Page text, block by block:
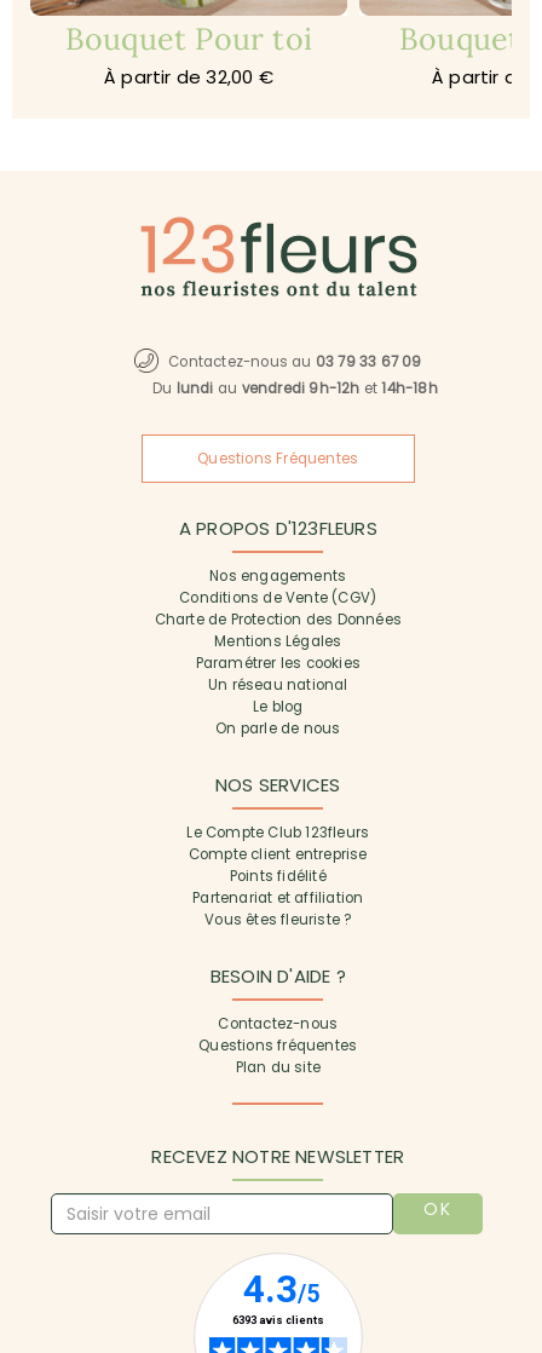
Bouquet Pour toi
À partir de 32,00 €
Bouquet
À partir de
Contactez-nous au 03 79 33 67 09
Du lundi au vendredi 9h-12h et14h-18h
Questions Fréquentes
A PROPOS D'123FLEURS
Nos engagements
Conditions de Vente (CGV)
Charte de Protection des Données
Mentions Légales
Paramétrer les cookies
Un réseau national
Le blog
On parle de nous
NOS SERVICES
Le Compte Club 123fleurs
Compte client entreprise
Points fidélité
Partenariat et affiliation
Vous êtes fleuriste ?
BESOIN D'AIDE ?
Contactez-nous
Questions fréquentes
Plan du site
RECEVEZ NOTRE NEWSLETTER
OK